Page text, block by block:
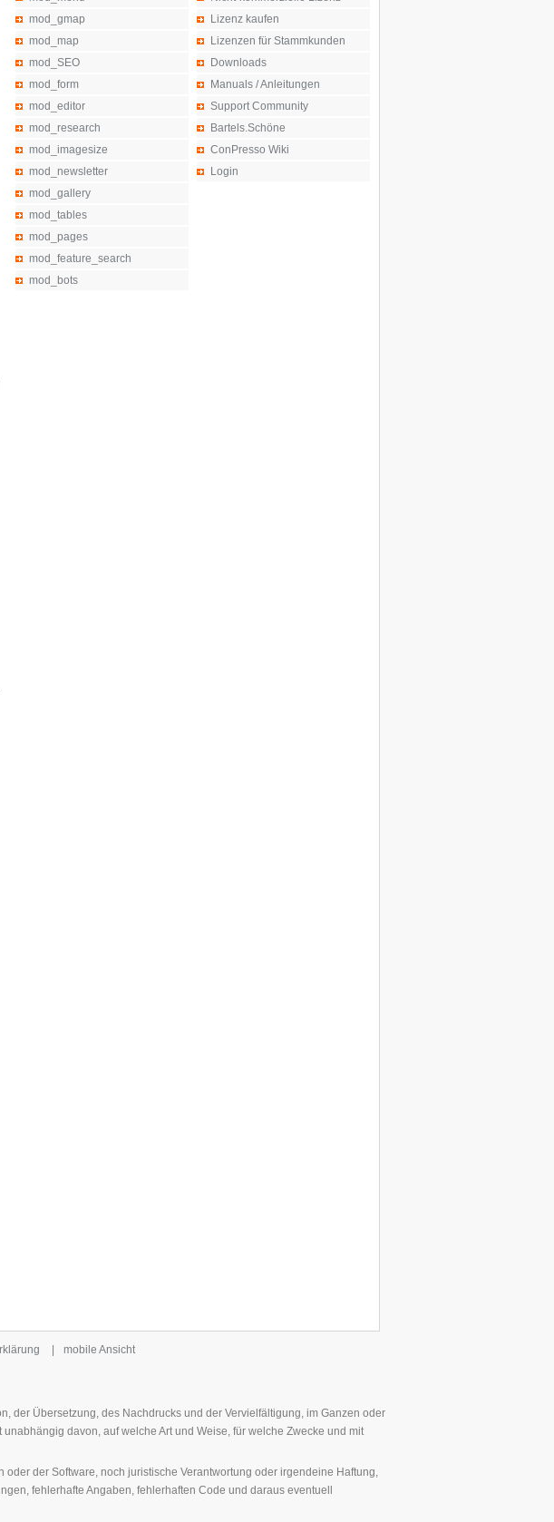
mod_gmap
mod_map
mod_SEO
mod_form
mod_editor
mod_research
mod_imagesize
mod_newsletter
mod_gallery
mod_tables
mod_pages
mod_feature_search
mod_bots
Lizenz kaufen
Lizenzen für Stammkunden
Downloads
Manuals / Anleitungen
Support Community
Bartels.Schöne
ConPresso Wiki
Login
mobile Ansicht
der Übersetzung, des Nachdrucks und der Vervielfältigung, im Ganzen oder
davon, auf welche Art und Weise, für welche Zwecke und mit
der Software, noch juristische Verantwortung oder irgendeine Haftung,
fehlerhafte Angaben, fehlerhaften Code und daraus eventuell